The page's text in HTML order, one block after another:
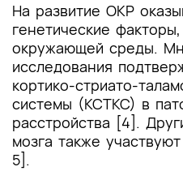
На развитие ОКР
генетические
окружающей среды.
исследования
кортико-стриато-
системы (КСТКС) в
расстройства [4].
мозга также
5].